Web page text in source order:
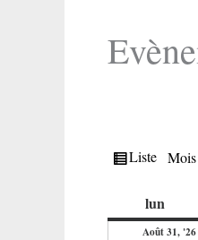
Vue
Liste Mois
lun
Août 31, '2631